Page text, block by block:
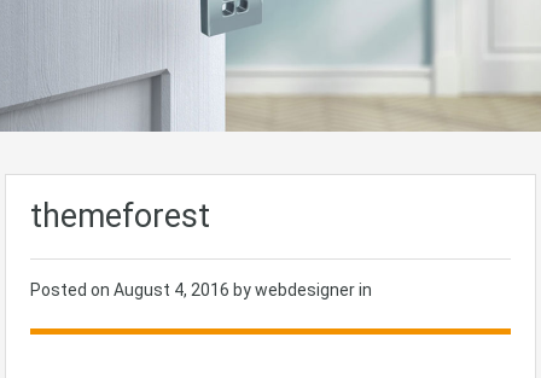
themeforest
Posted on August 4, 2016 by webdesigner in